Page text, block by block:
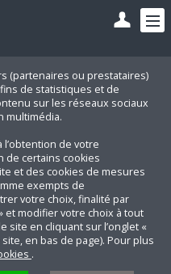
(partenaires ou prestataires)
de statistiques et de
sur les réseaux sociaux
multimédia.
de votre
de certains cookies
et des cookies de mesures
exempts de
votre choix, finalité par
et modifier votre choix à tout
site en cliquant sur l’onglet «
en bas de page). Pour plus
.